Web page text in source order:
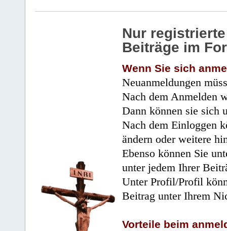
Nur
Beiträge im
Wenn Sie sich
Neuanmeldungen
Nach dem Anmelden
Dann können sie sich
Nach dem Einloggen
ändern oder weitere
Ebenso können Sie
unter jedem Ihrer
Unter Profil/Profil
Beitrag unter Ihrem
Vorteile beim